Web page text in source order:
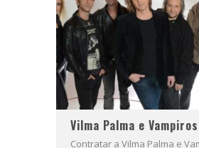
Vilma Palma e Vampiros
Contratar a Vilma Palma e